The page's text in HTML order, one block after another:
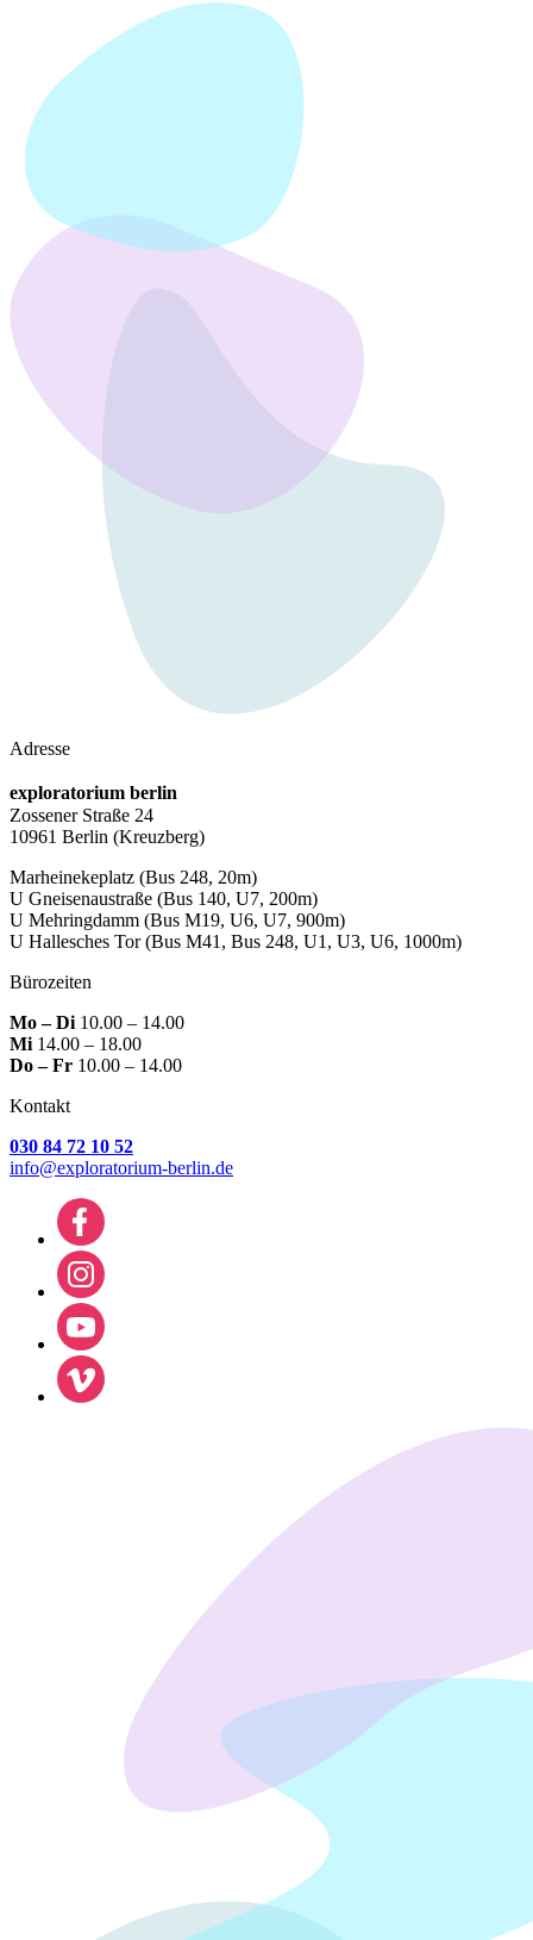
Adresse
exploratorium berlin
Zossener Straße 24
10961 Berlin (Kreuzberg)
Marheinekeplatz (Bus 248, 20m)
U Gneisenaustraße (Bus 140, U7, 200m)
U Mehringdamm (Bus M19, U6, U7, 900m)
U Hallesches Tor(Bus M41, Bus 248, U1, U3, U6, 1000m)
Bürozeiten
Mo – Di 10.00 – 14.00
Mi 14.00 – 18.00
Do – Fr 10.00 – 14.00
Kontakt
030 84 72 10 52
info@exploratorium-berlin.de